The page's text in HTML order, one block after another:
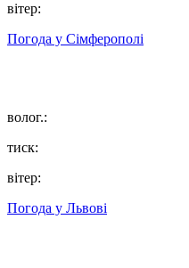
вітер:
Погода у Сімферополі
волог.:
тиск:
вітер:
Погода у Львові